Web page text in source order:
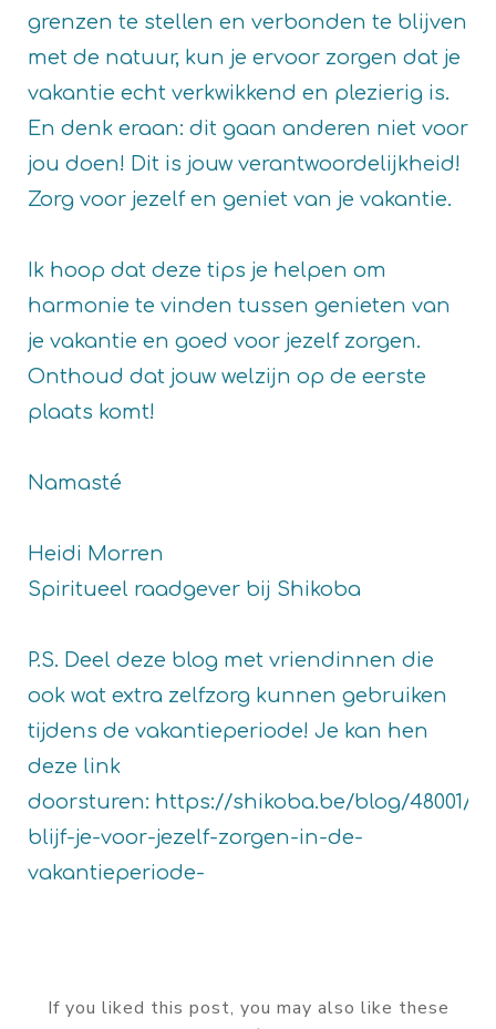
grenzen te stellen en verbonden te blijven
met de natuur, kun je ervoor zorgen dat je
vakantie echt verkwikkend en plezierig is.
En denk eraan: dit gaan anderen niet voor
jou doen! Dit is jouw verantwoordelijkheid!
Zorg voor jezelf en geniet van je vakantie.
Ik hoop dat deze tips je helpen om
harmonie te vinden tussen genieten van
je vakantie en goed voor jezelf zorgen.
Onthoud dat jouw welzijn op de eerste
plaats komt!
Namasté
Heidi Morren
Spiritueel raadgever bij Shikoba
P.S. Deel deze blog met vriendinnen die
ook wat extra zelfzorg kunnen gebruiken
tijdens de vakantieperiode! Je kan hen
deze link
doorsturen: https://shikoba.be/blog/48001/
blijf-je-voor-jezelf-zorgen-in-de-
vakantieperiode-
If you liked this post, you may also like these